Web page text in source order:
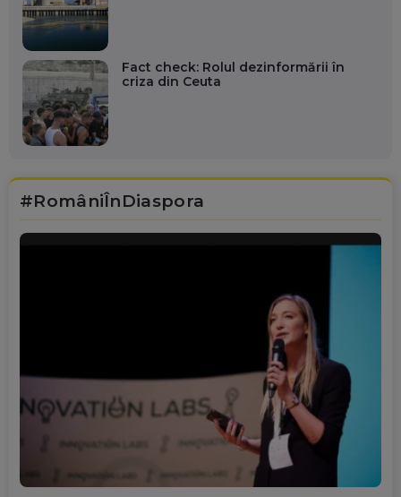
Fact check: Rolul dezinformării în
criza din Ceuta
#RomâniÎnDiaspora